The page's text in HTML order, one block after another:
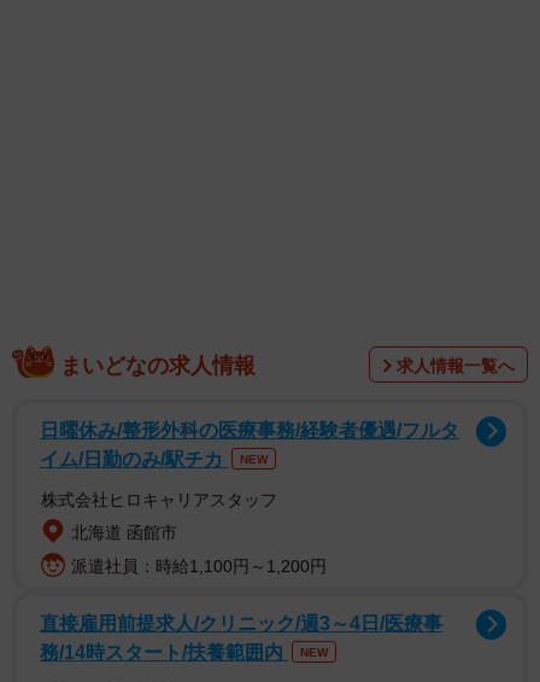
まいどなの求人情報 求人情報一覧へ
日曜休み/整形外科の医療事務/経験者優遇/フルタ
イム/日勤のみ/駅チカ
NEW
株式会社ヒロキャリアスタッフ
北海道 函館市
派遣社員：時給1,100円～1,200円
直接雇用前提求人/クリニック/週3～4日/医療事
務/14時スタート/扶養範囲内
NEW